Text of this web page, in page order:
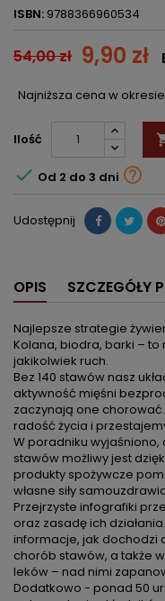
ISBN: 9788366960534
54,00 zł 9,90 zł
Najniższa cena w
Ilość
 Od 2 do 3 dni 
Udostępnij
OPIS SZCZEGÓŁY
Najlepsze strategie
Kolana, biodra, barki –
jakikolwiek ruch.
Bez 140 stawów nasz
aktywność mięśni
zaczynają one
radość życia i
W poradniku
stawów możliwy jest
produkty spożywcze
własne siły
Przejrzyste infografiki
oraz zasadę ich
informacje, jak dochodzi
chorób stawów, a także
leków – nad nimi
Dodatkowo - ponad 50